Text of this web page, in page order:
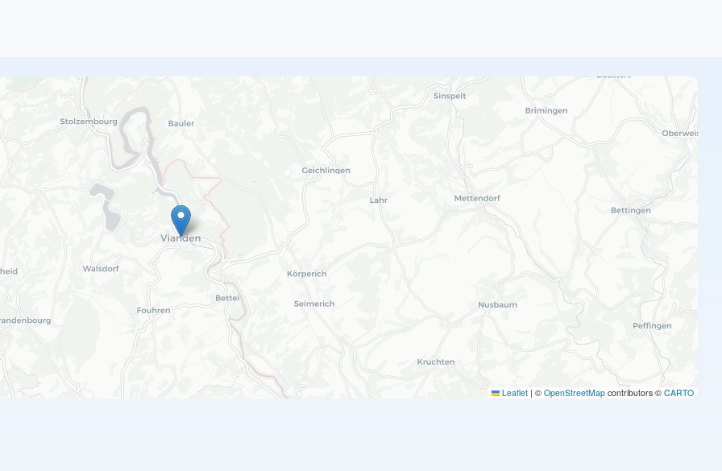
Leaflet | © OpenStreetMap contributors © CARTO